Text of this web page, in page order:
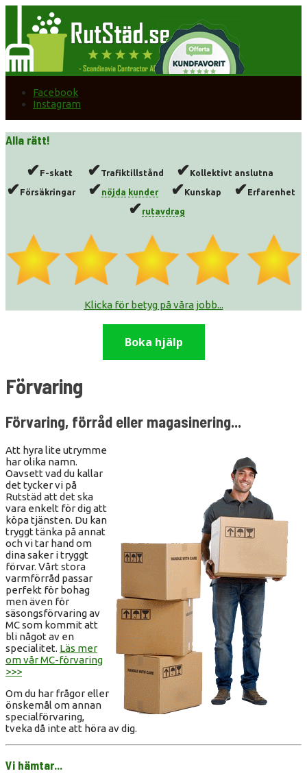
Facebook
Instagram
Alla rätt!
✔F-skatt ✔Trafiktillstånd ✔Kollektivt anslutna
✔Försäkringar ✔nöjda kunder ✔Kunskap ✔Erfarenhet
✔rutavdrag
Klicka för betyg på våra jobb...
Boka hjälp
Förvaring
Förvaring, förråd eller magasinering...
Att hyra lite utrymme
har olika namn.
Oavsett vad du kallar
det tycker vi på
Rutstäd att det ska
vara enkelt för dig att
köpa tjänsten. Du kan
tryggt tänka på annat
och vi tar hand om
dina saker i tryggt
förvar. Vårt stora
varmförråd passar
perfekt för bohag
men även för
säsongsförvaring av
MC som kommit att
bli något av en
specialitet. Läs mer
om vår MC-förvaring
>>>
Om du har frågor eller
önskemål om annan
specialförvaring,
tveka då inte att höra av dig.
Vi hämtar...